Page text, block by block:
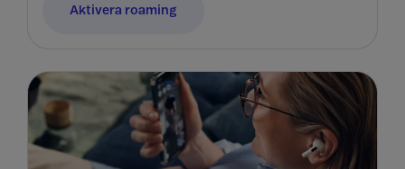
Aktivera roaming